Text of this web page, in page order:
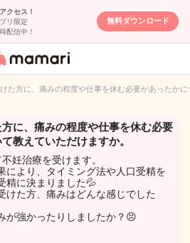
クセス！
リ限定
配信中！
無料ダウンロード
専用匿名QA
た方に、痛みの程度や仕事を休む必要があったか
に、痛みの程度や仕事を休む必要
教えていただけますか。
妊治療を受けます。
により、タイミング法や人口受精を
精に決まりました💦
けた方、痛みはどんな感じでした
が強かったりしましたか？😣